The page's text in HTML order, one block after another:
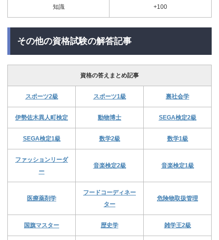
知識 +100
その他の資格試験の解答記事
資格の答えまとめ記事
スポーツ2級 スポーツ1級 裏社会学
伊勢佐木異人町検定 動物博士 SEGA検定2級
SEGA検定1級 数学2級 数学1級
ファッションリーダ
ー
音楽検定2級 音楽検定1級
医療薬剤学
フードコーディネー
ター
危険物取扱管理
国旗マスター 歴史学 雑学王2級